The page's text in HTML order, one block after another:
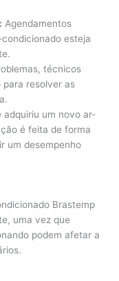
Agendamentos
esteja
técnicos
para resolver as
adquiriu um novo ar-
é feita de forma
um desempenho
Brastemp
uma vez que
podem afetar a